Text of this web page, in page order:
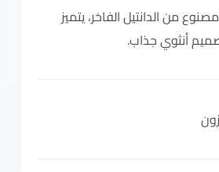
من الدانتيل الفاخر، يتميز
أنثوي جذاب.